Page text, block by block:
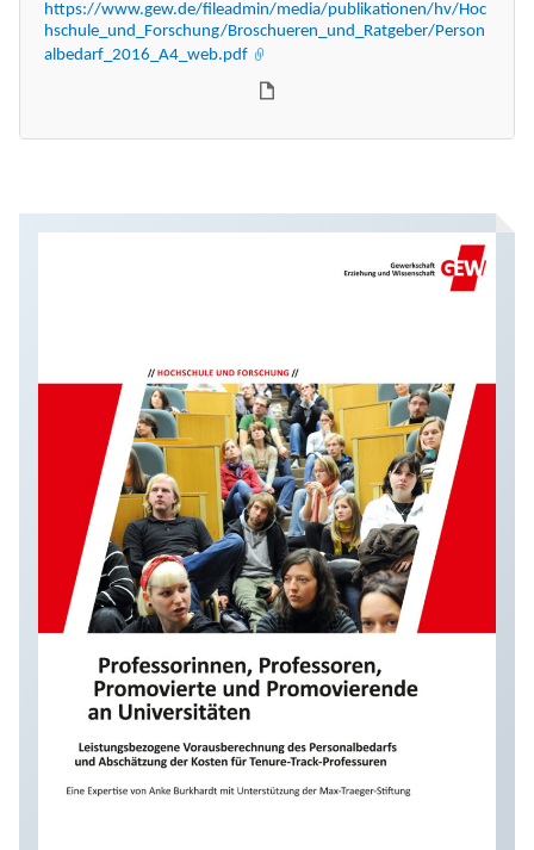
https://www.gew.de/fileadmin/media/publikationen/hv/Hoc
hschule_und_Forschung/Broschueren_und_Ratgeber/Person
albedarf_2016_A4_web.pdf